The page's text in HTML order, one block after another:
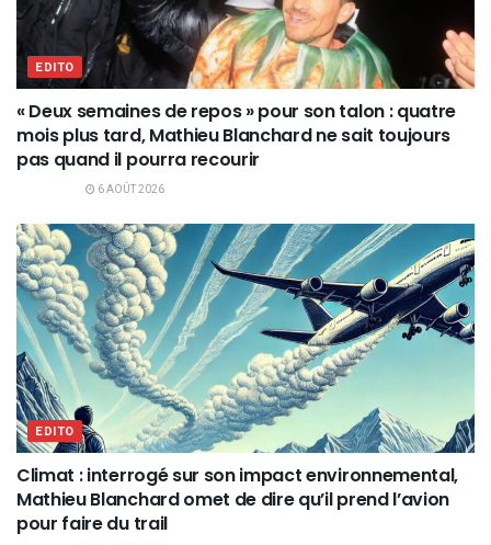
EDITO
« Deux semaines de repos » pour son talon : quatre
mois plus tard, Mathieu Blanchard ne sait toujours
pas quand il pourra recourir
6 AOÛT 2026
EDITO
Climat : interrogé sur son impact environnemental,
Mathieu Blanchard omet de dire qu’il prend l’avion
pour faire du trail